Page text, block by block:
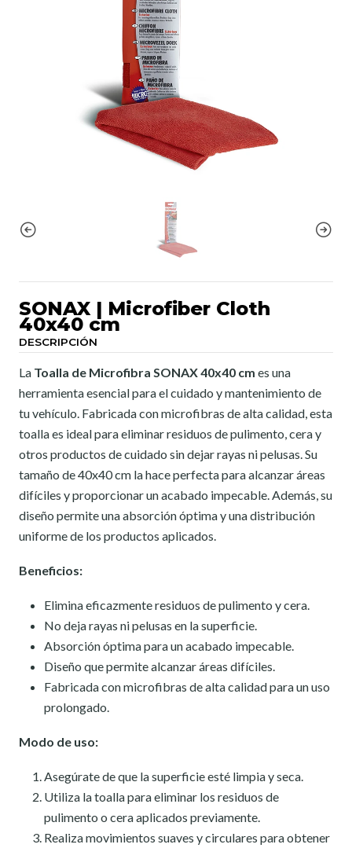
SONAX | Microfiber Cloth
40x40 cm
DESCRIPCIÓN
La Toalla de Microfibra SONAX 40x40 cm es una
herramienta esencial para el cuidado y mantenimiento de
tu vehículo. Fabricada con microfibras de alta calidad, esta
toalla es ideal para eliminar residuos de pulimento, cera y
otros productos de cuidado sin dejar rayas ni pelusas. Su
tamaño de 40x40 cm la hace perfecta para alcanzar áreas
difíciles y proporcionar un acabado impecable. Además, su
diseño permite una absorción óptima y una distribución
uniforme de los productos aplicados.
Beneficios:
Elimina eficazmente residuos de pulimento y cera.
No deja rayas ni pelusas en la superficie.
Absorción óptima para un acabado impecable.
Diseño que permite alcanzar áreas difíciles.
Fabricada con microfibras de alta calidad para un uso
prolongado.
Modo de uso:
Asegúrate de que la superficie esté limpia y seca.
Utiliza la toalla para eliminar los residuos de
pulimento o cera aplicados previamente.
Realiza movimientos suaves y circulares para obtener